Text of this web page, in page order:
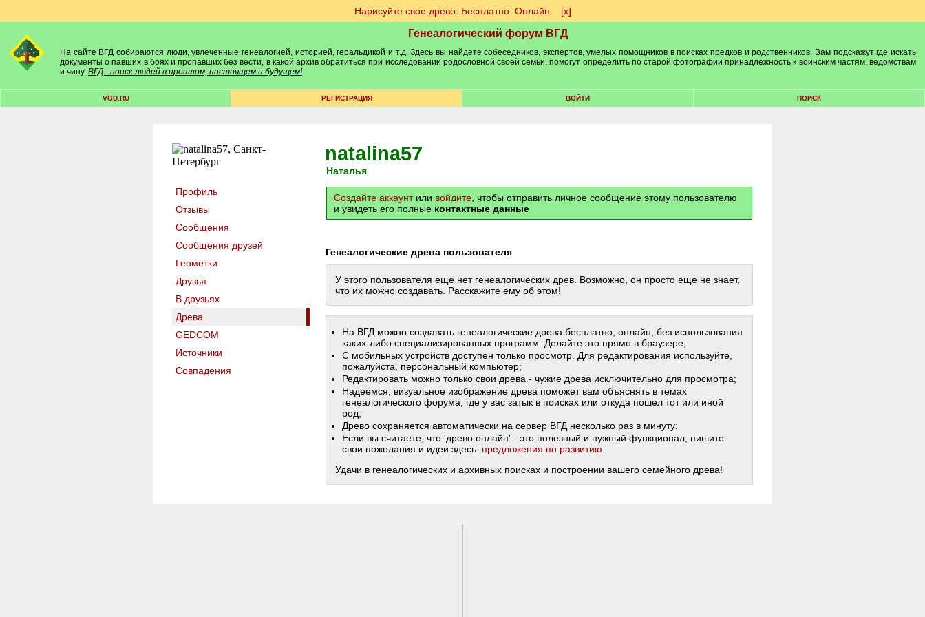
Нарисуйте свое древо. Бесплатно. Онлайн. [х]
Генеалогический форум ВГД
На сайте ВГД собираются люди, увлеченные генеалогией, историей, геральдикой и т.д. Здесь вы найдете собеседников, экспертов, умелых помощников в поисках предков и родственников. Вам подскажут где искать
документы о павших в боях и пропавших без вести, в какой архив обратиться при исследовании родословной своей семьи, помогут определить по старой фотографии принадлежность к воинским частям, ведомствам
и чину. ВГД - поиск людей в прошлом, настоящем и будущем!
VGD.RU РЕГИСТРАЦИЯ ВОЙТИ ПОИСК
Профиль
Отзывы
Сообщения
Сообщения друзей
Геометки
Друзья
В друзьях
Древа
GEDCOM
Источники
Совпадения
natalina57
Наталья
Создайте аккаунтили войдите , чтобы отправить личное сообщение этому пользователю
и увидеть его полные контактные данные
Генеалогические древа пользователя
У этого пользователя еще нет генеалогических древ. Возможно, он просто еще не знает,
что их можно создавать. Расскажите ему об этом!
На ВГД можно создавать генеалогические древа бесплатно, онлайн, без использования
каких-либо специализированных программ. Делайте это прямо в браузере;
С мобильных устройств доступен только просмотр. Для редактирования используйте,
пожалуйста, персональный компьютер;
Редактировать можно только свои древа - чужие древа исключительно для просмотра;
Надеемся, визуальное изображение древа поможет вам объяснять в темах
генеалогического форума, где у вас затык в поисках или откуда пошел тот или иной
род;
Древо сохраняется автоматически на сервер ВГД несколько раз в минуту;
Если вы считаете, что 'древо онлайн' - это полезный и нужный функционал, пишите
свои пожелания и идеи здесь: предложения по развитию
Удачи в генеалогических и архивных поисках и построении вашего семейного древа!